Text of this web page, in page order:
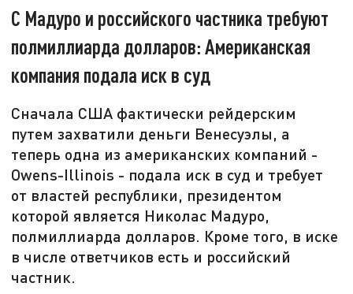
С Мадуро и российского частника требуют
полмиллиарда долларов: Американская
компания подала иск в суд
Сначала США фактически рейдерским
путем захватили деньги Венесуэлы, а
теперь одна из американских компаний -
Owens-Illinois - подала иск в суд и требует
от властей республики, президентом
которой является Николас Мадуро,
полмиллиарда долларов. Кроме того, в иске
в числе ответчиков есть и российский
частник.